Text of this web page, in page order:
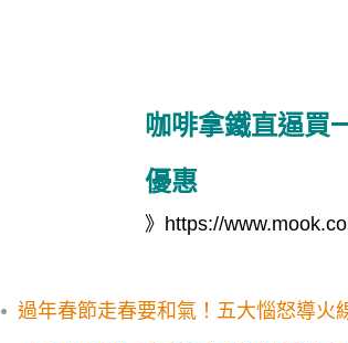
咖啡拿鐵直逼買
優惠
》https://
過年春節走春要和氣！五大惱怒導火